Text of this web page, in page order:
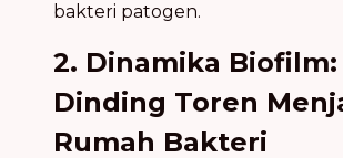
bakteri patogen.
2. Dinamika
Dinding Toren
Rumah Bakteri